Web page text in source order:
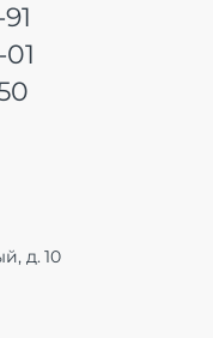
д. 10